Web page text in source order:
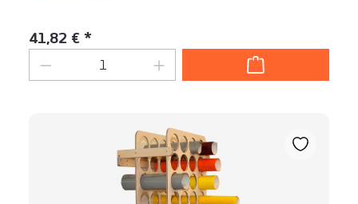
Regulärer Preis:
41,82 € *
Produkt Anzahl: Gib den